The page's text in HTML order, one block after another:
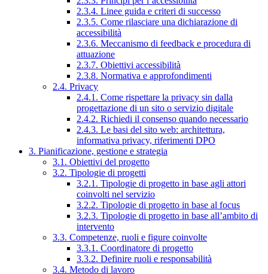
2.3.4. Linee guida e criteri di successo
2.3.5. Come rilasciare una dichiarazione di
accessibilità
2.3.6. Meccanismo di feedback e procedura di
attuazione
2.3.7. Obiettivi accessibilità
2.3.8. Normativa e approfondimenti
2.4. Privacy
2.4.1. Come rispettare la privacy sin dalla
progettazione di un sito o servizio digitale
2.4.2. Richiedi il consenso quando necessario
2.4.3. Le basi del sito web: architettura,
informativa privacy, riferimenti DPO
3. Pianificazione, gestione e strategia
3.1. Obiettivi del progetto
3.2. Tipologie di progetti
3.2.1. Tipologie di progetto in base agli attori
coinvolti nel servizio
3.2.2. Tipologie di progetto in base al focus
3.2.3. Tipologie di progetto in base all’ambito di
intervento
3.3. Competenze, ruoli e figure coinvolte
3.3.1. Coordinatore di progetto
3.3.2. Definire ruoli e responsabilità
3.4. Metodo di lavoro